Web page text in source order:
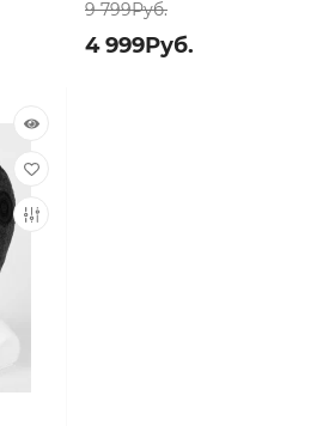
9 799Руб.
4 999Руб.